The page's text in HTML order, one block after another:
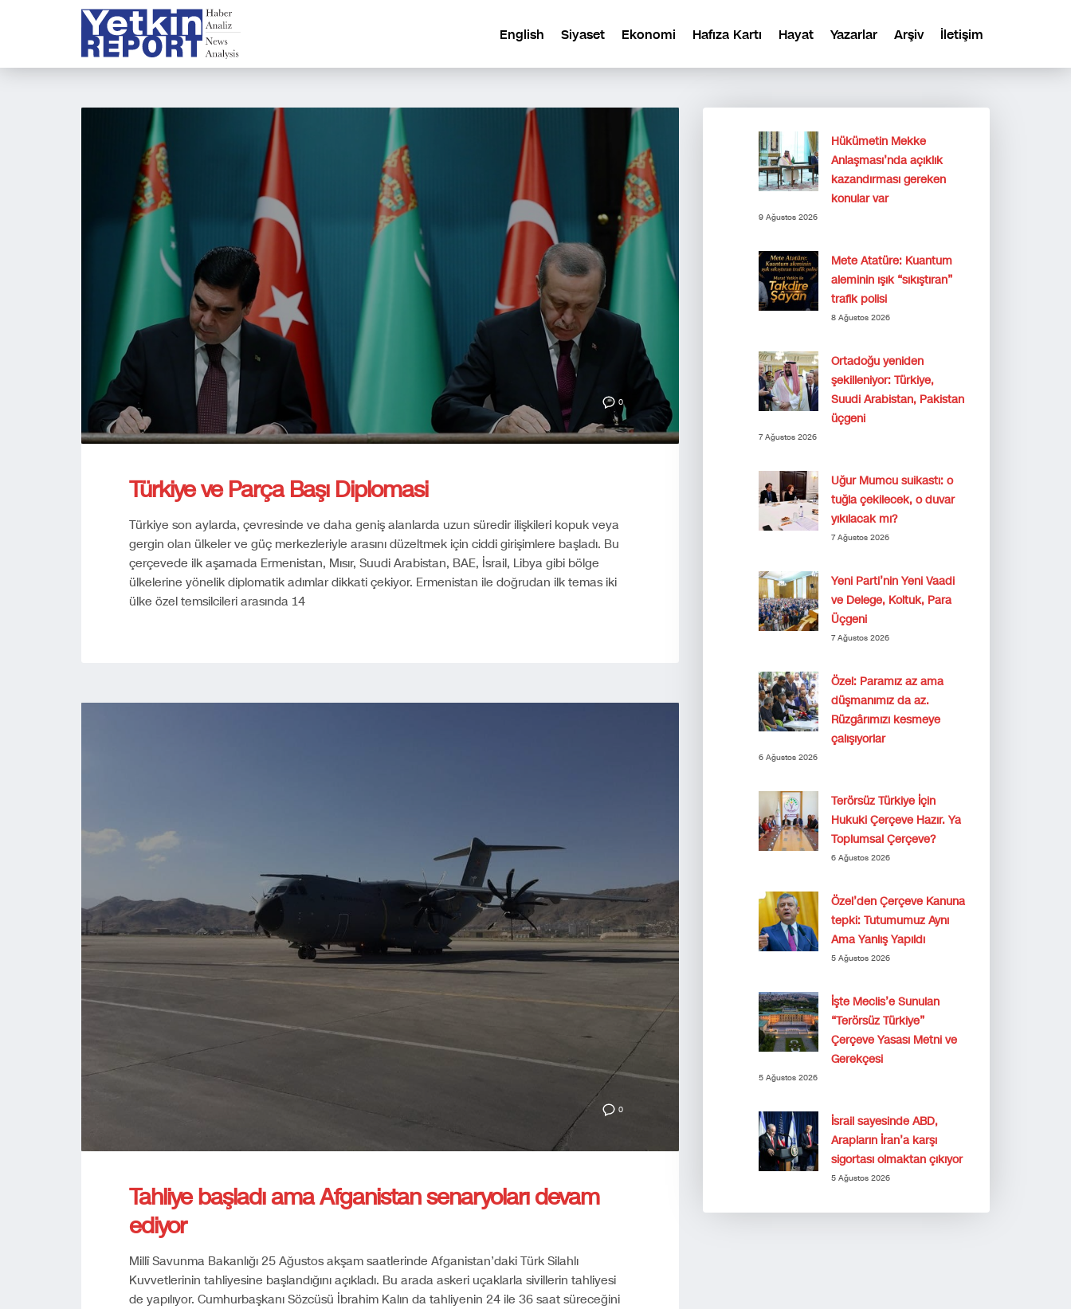
English Siyaset Ekonomi Hafıza Kartı Hayat Yazarlar Arşiv İletişim
0
Türkiye ve Parça Başı Diplomasi
Türkiye son aylarda, çevresinde ve daha geniş alanlarda uzun süredir ilişkileri kopuk veya
gergin olan ülkeler ve güç merkezleriyle arasını düzeltmek için ciddi girişimlere başladı. Bu
çerçevede ilk aşamada Ermenistan, Mısır, Suudi Arabistan, BAE, İsrail, Libya gibi bölge
ülkelerine yönelik diplomatik adımlar dikkati çekiyor. Ermenistan ile doğrudan ilk temas iki
ülke özel temsilcileri arasında 14
0
Tahliye başladı ama Afganistan senaryoları devam
ediyor
Millî Savunma Bakanlığı 25 Ağustos akşam saatlerinde Afganistan’daki Türk Silahlı
Kuvvetlerinin tahliyesine başlandığını açıkladı. Bu arada askeri uçaklarla sivillerin tahliyesi
de yapılıyor. Cumhurbaşkanı Sözcüsü İbrahim Kalın da tahliyenin 24 ile 36 saat süreceğini
Hükümetin Mekke
Anlaşması’nda açıklık
kazandırması gereken
konular var
9 Ağustos 2026
Mete Atatüre: Kuantum
aleminin ışık “sıkıştıran”
trafik polisi
8 Ağustos 2026
Ortadoğu yeniden
şekilleniyor: Türkiye,
Suudi Arabistan, Pakistan
üçgeni
7 Ağustos 2026
Uğur Mumcu suikastı: o
tuğla çekilecek, o duvar
yıkılacak mı?
7 Ağustos 2026
Yeni Parti’nin Yeni Vaadi
ve Delege, Koltuk, Para
Üçgeni
7 Ağustos 2026
Özel: Paramız az ama
düşmanımız da az.
Rüzgârımızı kesmeye
çalışıyorlar
6 Ağustos 2026
Terörsüz Türkiye İçin
Hukuki Çerçeve Hazır. Ya
Toplumsal Çerçeve?
6 Ağustos 2026
Özel’den Çerçeve Kanuna
tepki: Tutumumuz Aynı
Ama Yanlış Yapıldı
5 Ağustos 2026
İşte Meclis’e Sunulan
“Terörsüz Türkiye”
Çerçeve Yasası Metni ve
Gerekçesi
5 Ağustos 2026
İsrail sayesinde ABD,
Arapların İran’a karşı
sigortası olmaktan çıkıyor
5 Ağustos 2026